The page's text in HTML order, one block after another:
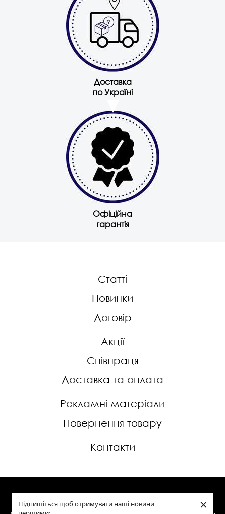
Підпишіться щоб отримувати наші новини
×
Доставка
по Україні
Офіційна
гарантія
Статті
Новинки
Договір
Акції
Співпраця
Доставка та оплата
Рекламні матеріали
Повернення товару
Контакти
Сходи, двері, меблі, дерев'яний декор у